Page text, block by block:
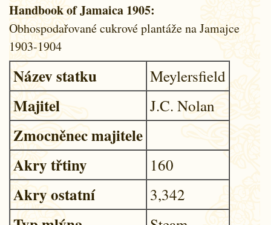
Handbook of Jamaica 1905:
Obhospodařované cukrové plantáže na Jamajce
1903-1904
Název statku Meylersfield
Majitel J.C. Nolan
Zmocněnec majitele
Akry třtiny
160
Akry ostatní 3,342